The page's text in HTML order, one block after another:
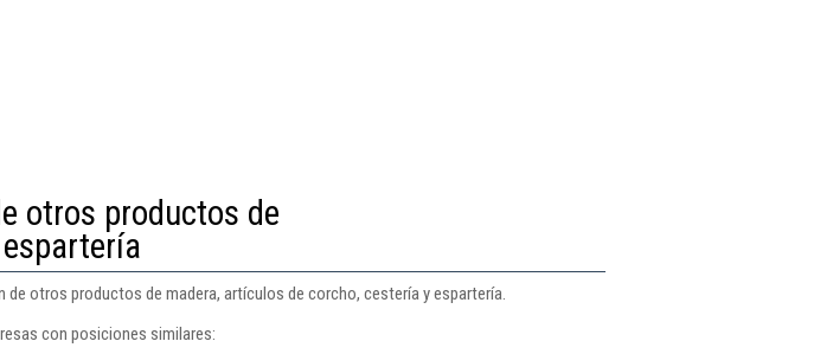
otros productos de
otros productos de madera, artículos de corcho, cestería y espartería.
con posiciones similares: